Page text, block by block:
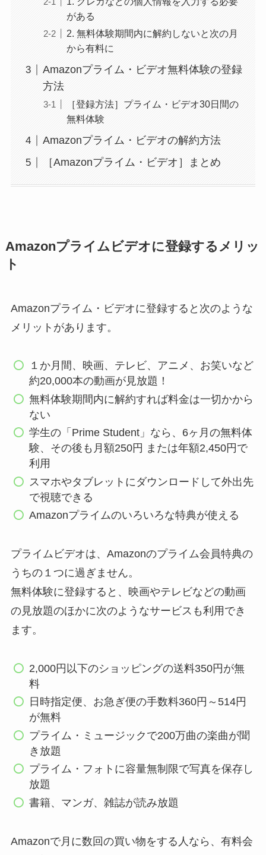
がある
2. 無料体験期間内に解約しないと次の月
から有料に
Amazonプライム・ビデオ無料体験の登録
方法
［登録方法］プライム・ビデオ30日間の
無料体験
Amazonプライム・ビデオの解約方法
［Amazonプライム・ビデオ］まとめ
Amazonプライムビデオに登録するメリッ
ト
Amazonプライム・ビデオに登録すると次のような
メリットがあります。
１か月間、映画、テレビ、アニメ、お笑いなど
約20,000本の動画が見放題！
無料体験期間内に解約すれば料金は一切かから
ない
学生の「Prime Student」なら、6ヶ月の無料体
験、その後も月額250円 または年額2,450円で
利用
スマホやタブレットにダウンロードして外出先
で視聴できる
Amazonプライムのいろいろな特典が使える
プライムビデオは、Amazonのプライム会員特典の
うちの１つに過ぎません。
無料体験に登録すると、映画やテレビなどの動画
の見放題のほかに次のようなサービスも利用でき
ます。
2,000円以下のショッピングの送料350円が無
料
日時指定便、お急ぎ便の手数料360円～514円
が無料
プライム・ミュージックで200万曲の楽曲が聞
き放題
プライム・フォトに容量無制限で写真を保存し
放題
書籍、マンガ、雑誌が読み放題
Amazonで月に数回の買い物をする人なら、有料会